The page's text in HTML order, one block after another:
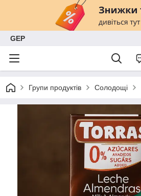
GEP
Групи продуктів Солодощі